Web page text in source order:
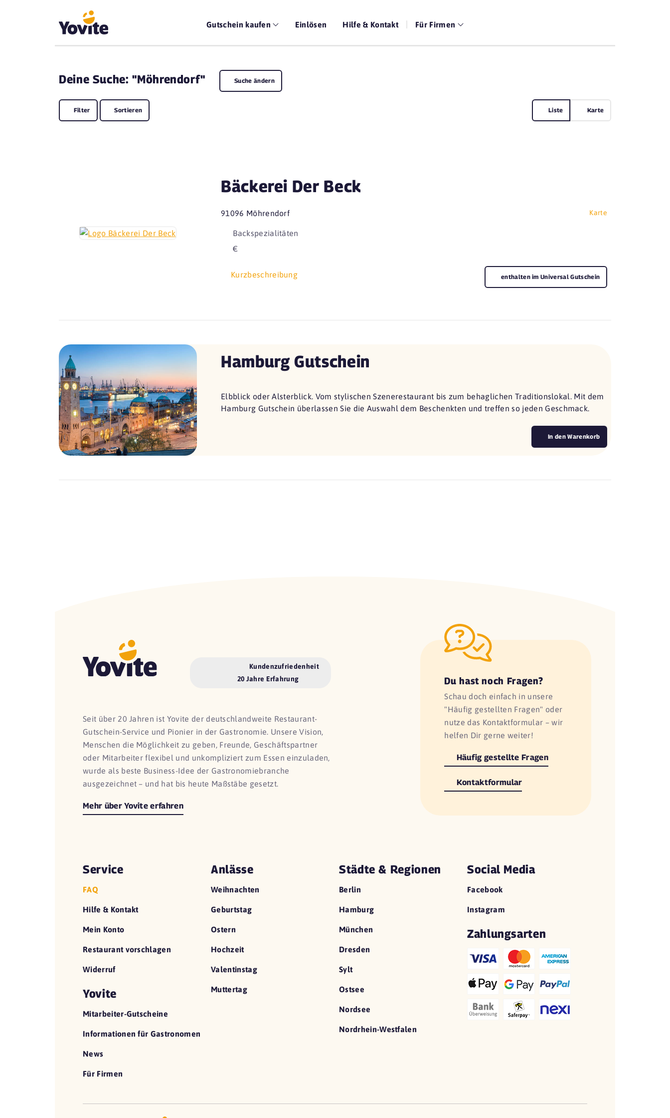
Gutschein kaufen Einlösen Hilfe & Kontakt Für Firmen
Deine Suche: "Möhrendorf" Suche ändern
Filter Sortieren Liste Karte
Bäckerei Der Beck
91096 Möhrendorf Karte
Backspezialitäten
€
Kurzbeschreibung enthalten im Universal Gutschein
Hamburg Gutschein
Elbblick oder Alsterblick. Vom stylischen Szenerestaurant bis zum behaglichen Traditionslokal. Mit dem
Hamburg Gutschein überlassen Sie die Auswahl dem Beschenkten und treffen so jeden Geschmack.
In den Warenkorb
Kundenzufriedenheit
20 Jahre Erfahrung
Seit über 20 Jahren ist Yovite der deutschlandweite Restaurant-
Gutschein-Service und Pionier in der Gastronomie. Unsere Vision,
Menschen die Möglichkeit zu geben, Freunde, Geschäftspartner
oder Mitarbeiter flexibel und unkompliziert zum Essen einzuladen,
wurde als beste Business-Idee der Gastronomiebranche
ausgezeichnet – und hat bis heute Maßstäbe gesetzt.
Mehr über Yovite erfahren
Du hast noch Fragen?
Schau doch einfach in unsere
"Häufig gestellten Fragen" oder
nutze das Kontaktformular – wir
helfen Dir gerne weiter!
Häufig gestellte Fragen
Kontaktformular
Service
FAQ
Hilfe & Kontakt
Mein Konto
Restaurant vorschlagen
Widerruf
Yovite
Mitarbeiter-Gutscheine
Informationen für Gastronomen
News
Für Firmen
Anlässe
Weihnachten
Geburtstag
Ostern
Hochzeit
Valentinstag
Muttertag
Städte & Regionen
Berlin
Hamburg
München
Dresden
Sylt
Ostsee
Nordsee
Nordrhein-Westfalen
Social Media
Facebook
Instagram
Zahlungsarten